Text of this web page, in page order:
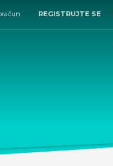
REGISTRUJTE SE